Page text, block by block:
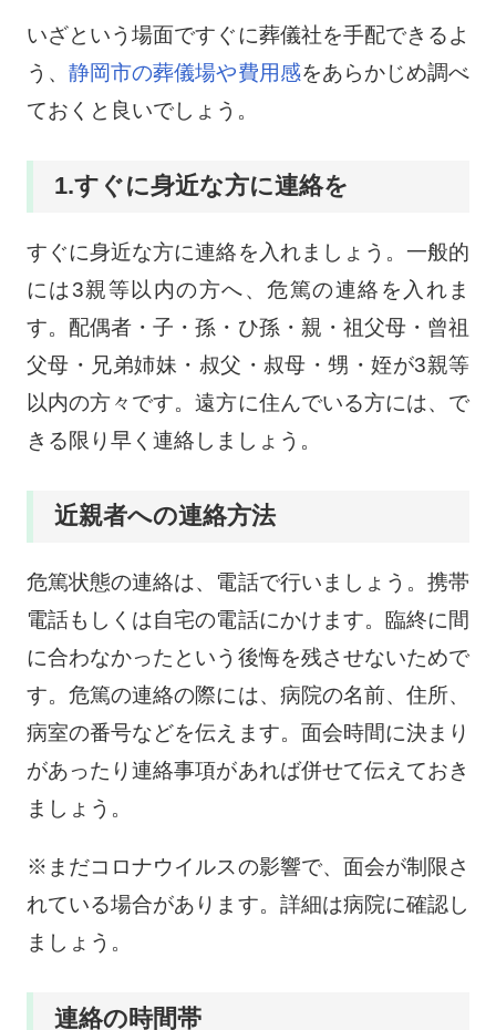
いざという場面ですぐに葬儀社を手配できるよ
う、静岡市の葬儀場や費用感をあらかじめ調べ
ておくと良いでしょう。
1.すぐに身近な方に連絡を
すぐに身近な方に連絡を入れましょう。一般的
には3親等以内の方へ、危篤の連絡を入れま
す。配偶者・子・孫・ひ孫・親・祖父母・曾祖
父母・兄弟姉妹・叔父・叔母・甥・姪が3親等
以内の方々です。遠方に住んでいる方には、で
きる限り早く連絡しましょう。
近親者への連絡方法
危篤状態の連絡は、電話で行いましょう。携帯
電話もしくは自宅の電話にかけます。臨終に間
に合わなかったという後悔を残させないためで
す。危篤の連絡の際には、病院の名前、住所、
病室の番号などを伝えます。面会時間に決まり
があったり連絡事項があれば併せて伝えておき
ましょう。
※まだコロナウイルスの影響で、面会が制限さ
れている場合があります。詳細は病院に確認し
ましょう。
連絡の時間帯